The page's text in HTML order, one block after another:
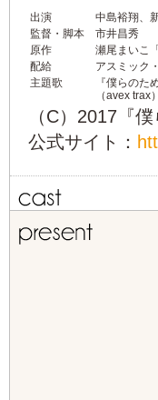
出演
中島裕翔、
監督・脚本
市井昌秀
原作
瀬尾まいこ
配給
アスミック
主題歌
『僕らの
（avex trax）
（C）2017『
公式サイト：